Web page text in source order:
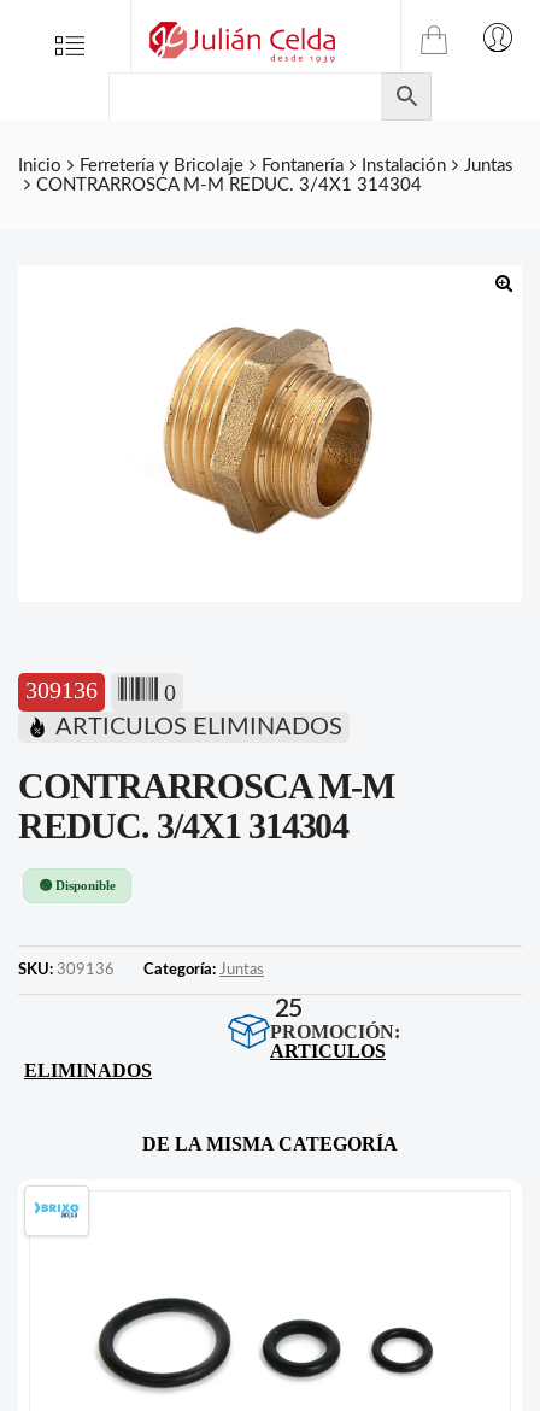
Menu
TIENDA
ONLINE
DE
JULIAN
CELDA
S.L.
Inicio Ferretería y Bricolaje Fontanería Instalación
Juntas
CONTRARROSCA M-M REDUC. 3/4X1 314304
309136 0
ARTICULOS ELIMINADOS
CONTRARROSCA M-M
REDUC. 3/4X1 314304
🟢 Disponible
SKU: 309136 Categoría: Juntas
25
PROMOCIÓN:
ARTICULOS
ELIMINADOS
DE LA MISMA CATEGORÍA
Folletos
Contacto